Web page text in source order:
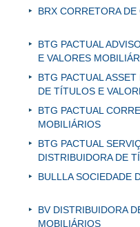
BRX CORRETORA DE
BTG PACTUAL
E VALORES
BTG PACTUAL
DE TÍTULOS E
BTG PACTUAL
MOBILIÁRIOS
BTG PACTUAL
DISTRIBUIDORA DE
BULLLA SOCIEDADE
BV DISTRIBUIDORA
MOBILIÁRIOS